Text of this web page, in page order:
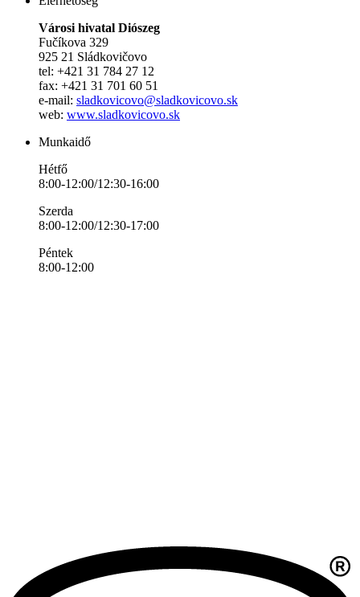
Városi hivatal Diószeg
Fučíkova 329
925 21 Sládkovičovo
tel: +421 31 784 27 12
fax: +421 31 701 60 51
e-mail: sladkovicovo@sladkovicovo.sk
web: www.sladkovicovo.sk
Munkaidő
Hétfő
8:00-12:00/12:30-16:00
Szerda
8:00-12:00/12:30-17:00
Péntek
8:00-12:00